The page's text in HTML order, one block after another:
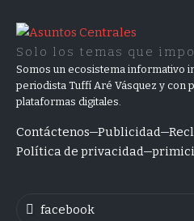
Solo los temas que
Somos un ecosistema informativo
periodista Tuffí Aré Vásquez y con
plataformas digitales.
Contáctenos Publicidad
Política de privacidad
facebook